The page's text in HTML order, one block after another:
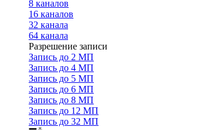
8 каналов
16 каналов
32 канала
64 канала
Разрешение записи
Запись до 2 МП
Запись до 4 МП
Запись до 5 МП
Запись до 6 МП
Запись до 8 МП
Запись до 12 МП
Запись до 32 МП